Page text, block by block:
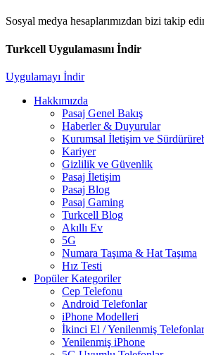
Sosyal medya hesaplarımızdan bizi takip
Turkcell Uygulamasını İndir
Uygulamayı İndir
Hakkımızda
Pasaj Genel Bakış
Haberler & Duyurular
Kurumsal İletişim ve
Kariyer
Gizlilik ve Güvenlik
Pasaj İletişim
Pasaj Blog
Pasaj Gaming
Turkcell Blog
Akıllı Ev
5G
Numara Taşıma & Hat Taşıma
Hız Testi
Popüler Kategoriler
Cep Telefonu
Android Telefonlar
iPhone Modelleri
İkinci El / Yenilenmiş Telefonlar
Yenilenmiş iPhone